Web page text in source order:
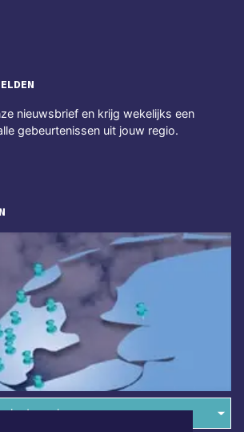
nieuwsbrief en krijg wekelijks een
gebeurtenissen uit jouw regio.
in de regio